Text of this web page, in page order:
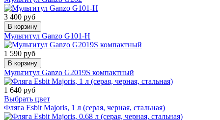
3 400 руб
В корзину
Мультитул Ganzo G101-H
1 590 руб
В корзину
Мультитул Ganzo G2019S компактный
1 640 руб
Выбрать цвет
Фляга Esbit Majoris, 1 л (серая, черная, стальная)